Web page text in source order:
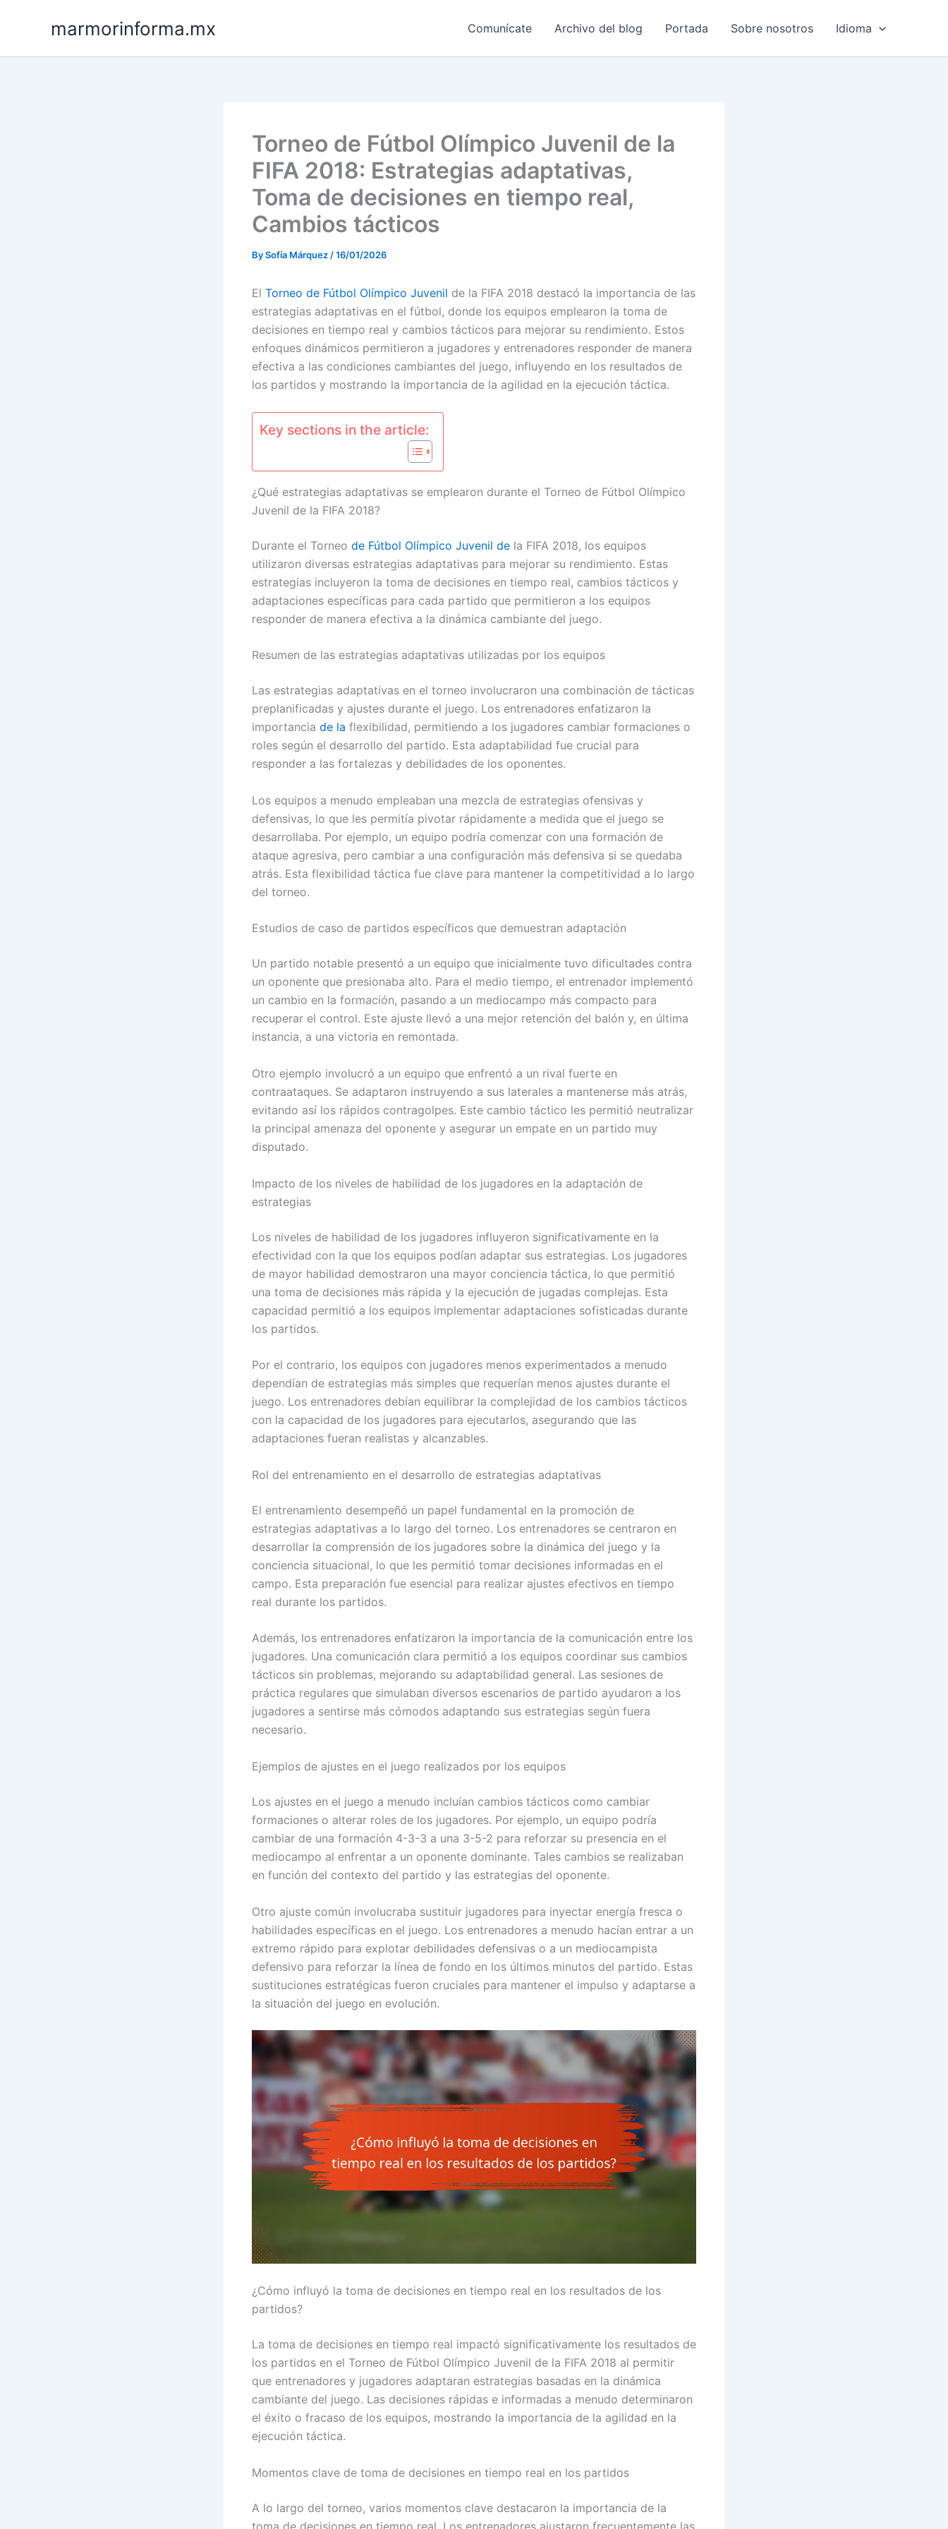
marmorinforma.mx Comunícate Archivo del blog Portada Sobre nosotros Idioma
Torneo de Fútbol Olímpico Juvenil de la
FIFA 2018: Estrategias adaptativas,
Toma de decisiones en tiempo real,
Cambios tácticos
BySofía Márquez /16/01/2026
El Torneo de Fútbol Olímpico Juvenil de la FIFA 2018 destacó la importancia de las
estrategias adaptativas en el fútbol, donde los equipos emplearon la toma de
decisiones en tiempo real y cambios tácticos para mejorar su rendimiento. Estos
enfoques dinámicos permitieron a jugadores y entrenadores responder de manera
efectiva a las condiciones cambiantes del juego, influyendo en los resultados de
los partidos y mostrando la importancia de la agilidad en la ejecución táctica.
Key sections in the article:
¿Qué estrategias adaptativas se emplearon durante el Torneo de Fútbol Olímpico
Juvenil de la FIFA 2018?
Durante el Torneo de Fútbol Olímpico Juvenil de la FIFA 2018, los equipos
utilizaron diversas estrategias adaptativas para mejorar su rendimiento. Estas
estrategias incluyeron la toma de decisiones en tiempo real, cambios tácticos y
adaptaciones específicas para cada partido que permitieron a los equipos
responder de manera efectiva a la dinámica cambiante del juego.
Resumen de las estrategias adaptativas utilizadas por los equipos
Las estrategias adaptativas en el torneo involucraron una combinación de tácticas
preplanificadas y ajustes durante el juego. Los entrenadores enfatizaron la
importancia de la flexibilidad, permitiendo a los jugadores cambiar formaciones o
roles según el desarrollo del partido. Esta adaptabilidad fue crucial para
responder a las fortalezas y debilidades de los oponentes.
Los equipos a menudo empleaban una mezcla de estrategias ofensivas y
defensivas, lo que les permitía pivotar rápidamente a medida que el juego se
desarrollaba. Por ejemplo, un equipo podría comenzar con una formación de
ataque agresiva, pero cambiar a una configuración más defensiva si se quedaba
atrás. Esta flexibilidad táctica fue clave para mantener la competitividad a lo largo
del torneo.
Estudios de caso de partidos específicos que demuestran adaptación
Un partido notable presentó a un equipo que inicialmente tuvo dificultades contra
un oponente que presionaba alto. Para el medio tiempo, el entrenador implementó
un cambio en la formación, pasando a un mediocampo más compacto para
recuperar el control. Este ajuste llevó a una mejor retención del balón y, en última
instancia, a una victoria en remontada.
Otro ejemplo involucró a un equipo que enfrentó a un rival fuerte en
contraataques. Se adaptaron instruyendo a sus laterales a mantenerse más atrás,
evitando así los rápidos contragolpes. Este cambio táctico les permitió neutralizar
la principal amenaza del oponente y asegurar un empate en un partido muy
disputado.
Impacto de los niveles de habilidad de los jugadores en la adaptación de
estrategias
Los niveles de habilidad de los jugadores influyeron significativamente en la
efectividad con la que los equipos podían adaptar sus estrategias. Los jugadores
de mayor habilidad demostraron una mayor conciencia táctica, lo que permitió
una toma de decisiones más rápida y la ejecución de jugadas complejas. Esta
capacidad permitió a los equipos implementar adaptaciones sofisticadas durante
los partidos.
Por el contrario, los equipos con jugadores menos experimentados a menudo
dependían de estrategias más simples que requerían menos ajustes durante el
juego. Los entrenadores debían equilibrar la complejidad de los cambios tácticos
con la capacidad de los jugadores para ejecutarlos, asegurando que las
adaptaciones fueran realistas y alcanzables.
Rol del entrenamiento en el desarrollo de estrategias adaptativas
El entrenamiento desempeñó un papel fundamental en la promoción de
estrategias adaptativas a lo largo del torneo. Los entrenadores se centraron en
desarrollar la comprensión de los jugadores sobre la dinámica del juego y la
conciencia situacional, lo que les permitió tomar decisiones informadas en el
campo. Esta preparación fue esencial para realizar ajustes efectivos en tiempo
real durante los partidos.
Además, los entrenadores enfatizaron la importancia de la comunicación entre los
jugadores. Una comunicación clara permitió a los equipos coordinar sus cambios
tácticos sin problemas, mejorando su adaptabilidad general. Las sesiones de
práctica regulares que simulaban diversos escenarios de partido ayudaron a los
jugadores a sentirse más cómodos adaptando sus estrategias según fuera
necesario.
Ejemplos de ajustes en el juego realizados por los equipos
Los ajustes en el juego a menudo incluían cambios tácticos como cambiar
formaciones o alterar roles de los jugadores. Por ejemplo, un equipo podría
cambiar de una formación 4-3-3 a una 3-5-2 para reforzar su presencia en el
mediocampo al enfrentar a un oponente dominante. Tales cambios se realizaban
en función del contexto del partido y las estrategias del oponente.
Otro ajuste común involucraba sustituir jugadores para inyectar energía fresca o
habilidades específicas en el juego. Los entrenadores a menudo hacían entrar a un
extremo rápido para explotar debilidades defensivas o a un mediocampista
defensivo para reforzar la línea de fondo en los últimos minutos del partido. Estas
sustituciones estratégicas fueron cruciales para mantener el impulso y adaptarse a
la situación del juego en evolución.
¿Cómo influyó la toma de decisiones en tiempo real en los resultados de los
partidos?
La toma de decisiones en tiempo real impactó significativamente los resultados de
los partidos en el Torneo de Fútbol Olímpico Juvenil de la FIFA 2018 al permitir
que entrenadores y jugadores adaptaran estrategias basadas en la dinámica
cambiante del juego. Las decisiones rápidas e informadas a menudo determinaron
el éxito o fracaso de los equipos, mostrando la importancia de la agilidad en la
ejecución táctica.
Momentos clave de toma de decisiones en tiempo real en los partidos
A lo largo del torneo, varios momentos clave destacaron la importancia de la